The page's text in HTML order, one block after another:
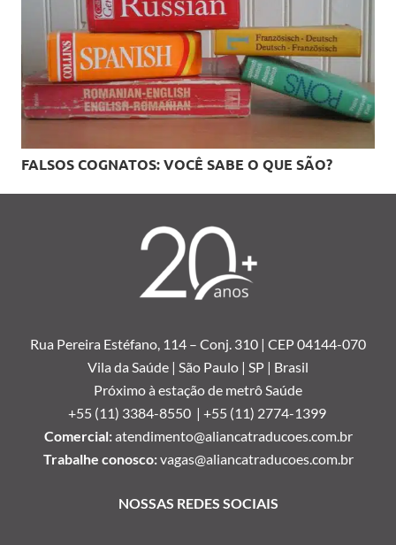
FALSOS COGNATOS: VOCÊ SABE O QUE SÃO?
Rua Pereira Estéfano, 114 – Conj. 310 | CEP 04144-070
Vila da Saúde | São Paulo | SP | Brasil
Próximo à estação de metrô Saúde
+55 (11) 3384-8550 | +55 (11) 2774-1399
Comercial:atendimento@aliancatraducoes.com.br
Trabalhe conosco:vagas@aliancatraducoes.com.br
NOSSAS REDES SOCIAIS